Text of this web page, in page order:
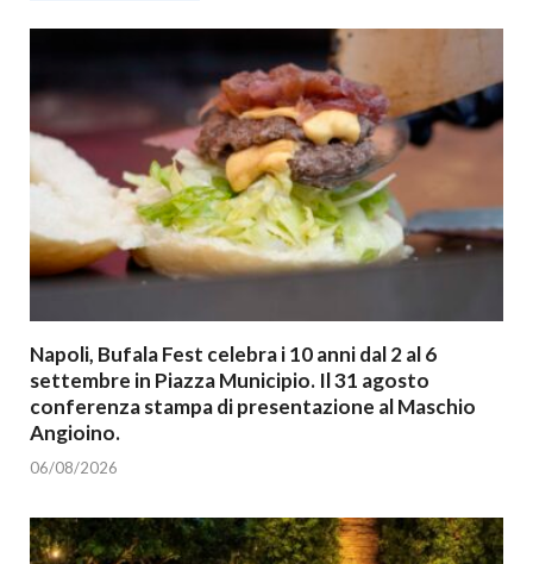
Napoli, Bufala Fest celebra i 10 anni dal 2 al 6
settembre in Piazza Municipio. Il 31 agosto
conferenza stampa di presentazione al Maschio
Angioino.
06/08/2026